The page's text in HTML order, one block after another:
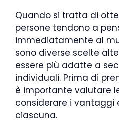
Quando si tratta di
persone tendono a
immediatamente al
sono diverse scelte
essere più adatte a
individuali. Prima di
è importante valutare
considerare i vantaggi
ciascuna.